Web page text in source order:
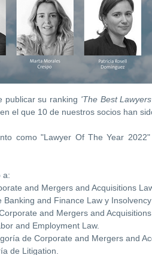
publicar su ranking 'The Best
el que 10 de nuestros socios han
como "Lawyer Of The Year
a:
and Mergers and Acquisitions
and Finance Law y
and Mergers and
and Employment Law.
de Corporate and Mergers and
de Litigation.